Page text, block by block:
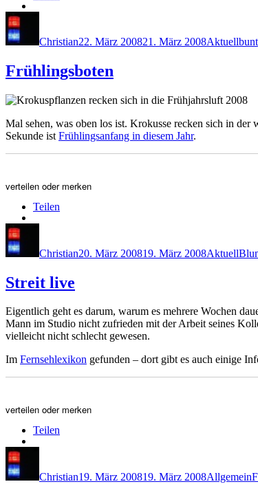
Christian22. März 200821. März 2008Aktuellbunt
Frühlingsboten
Mal sehen, was oben los ist. Krokusse recken sich in
Sekunde ist Frühlingsanfang in diesem Jahr.
verteilen oder merken
Teilen
Christian20. März 200819. März 2008Aktuell
Streit live
Eigentlich geht es darum, warum es mehrere Wochen
Mann im Studio nicht zufrieden mit der Arbeit seines
vielleicht nicht schlecht gewesen.
Im Fernsehlexikon gefunden – dort gibt es auch einige
verteilen oder merken
Teilen
Christian19. März 200819. März 2008Allgemein